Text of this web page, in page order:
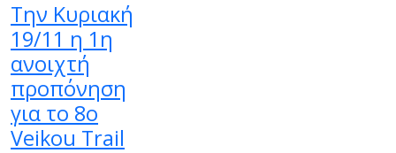
Την Κυριακή
19/11 η 1η
ανοιχτή
προπόνηση
για το 8ο
Veikou Trail